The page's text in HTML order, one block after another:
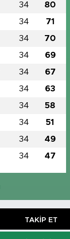
34 80
34 71
34 70
34 69
34 67
34 63
34 58
34 51
34 49
34 47
TAKIP ET